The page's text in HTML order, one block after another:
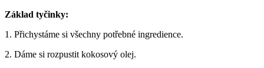
Základ tyčinky:
1. Přichystáme si všechny potřebné ingredience.
2. Dáme si rozpustit kokosový olej.